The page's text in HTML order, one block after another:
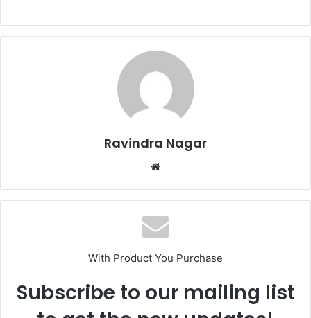
Ravindra Nagar
Website
With Product You Purchase
Subscribe to our mailing list